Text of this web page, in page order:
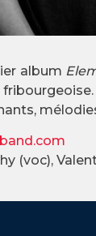
album
(voc),